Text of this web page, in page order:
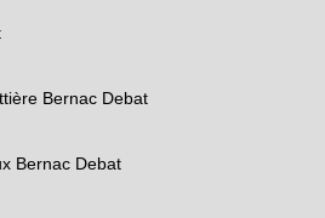
Bernac Debat
Bernac Debat